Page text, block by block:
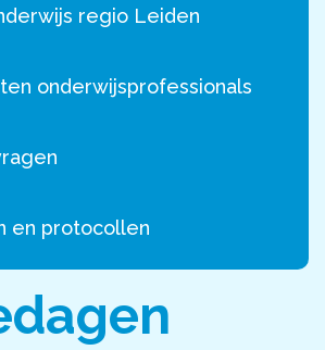
regio Leiden
onderwijsprofessionals
en protocollen